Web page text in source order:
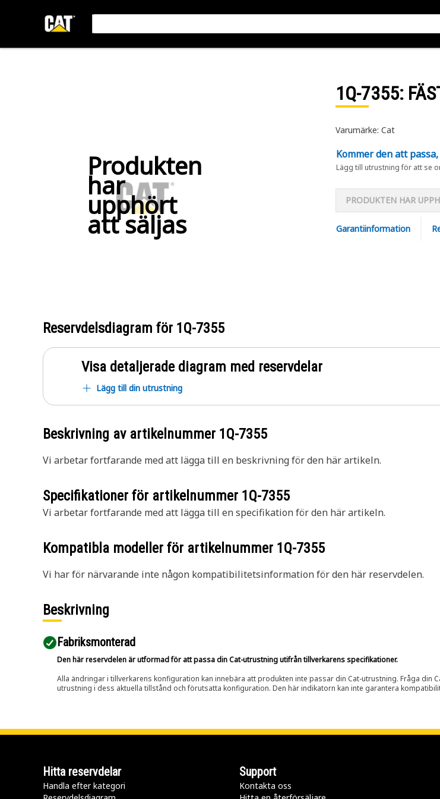
Produkten
har
upphört
att säljas
1Q-7355:
Varumärke: Cat
Kommer den att
Lägg till utrustning för att se
PRODUKTEN HAR
Garantiinformation
Reservdelsdiagram för 1Q-7355
Visa detaljerade diagram med reservdelar
Lägg till din utrustning
Beskrivning av artikelnummer 1Q-7355
Vi arbetar fortfarande med att lägga till en beskrivning för den här artikeln.
Specifikationer för artikelnummer 1Q-7355
Vi arbetar fortfarande med att lägga till en specifikation för den här artikeln.
Kompatibla modeller för artikelnummer 1Q-7355
Vi har för närvarande inte någon kompatibilitetsinformation för den här reservdelen.
Beskrivning
Fabriksmonterad
Den här reservdelen är utformad för att passa din Cat-utrustning utifrån tillverkarens specifikationer.
Alla ändringar i tillverkarens konfiguration kan innebära att produkten inte passar din Cat-utrustning. Fråga
utrustning i dess aktuella tillstånd och förutsatta konfiguration. Den här indikatorn kan inte garantera
Hitta reservdelar
Handla efter kategori
Support
Kontakta oss